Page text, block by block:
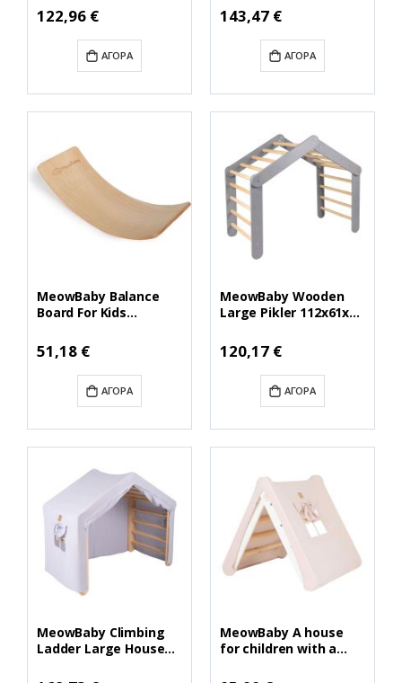
360 6v (19901W)
(HUF19901W)
122,96 €
ΑΓΟΡΆ
(HUF22381W)
143,47 €
ΑΓΟΡΆ
MeowBaby Balance
Board For Kids
Swing Board for
Toddlers, Natural
(BB0001) (MEBBB0001)
51,18 €
ΑΓΟΡΆ
MeowBaby Wooden
Large Pikler 112x61x94
Triangle for Kids, Gray
(DD002IE)
(MEBDD002IE)
120,17 €
ΑΓΟΡΆ
MeowBaby Climbing
Ladder Large House
MeowBaby A house
for children with a